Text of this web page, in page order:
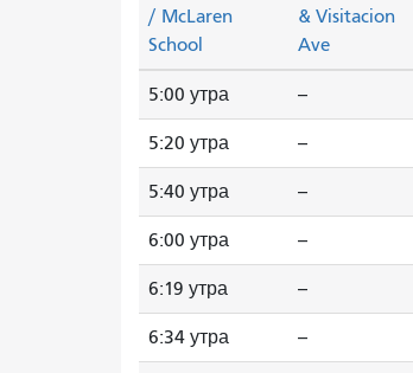
/ McLaren
School
& Visitacion
Ave
5:00 утра --
5:20 утра --
5:40 утра --
6:00 утра --
6:19 утра --
6:34 утра --